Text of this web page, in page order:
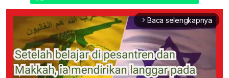
arrow_forward_ios Baca selengkapnya